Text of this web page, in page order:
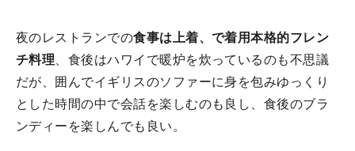
夜のレストランでの食事は上着、で着用本格的フレン
チ料理、食後はハワイで暖炉を炊っているのも不思議
だが、囲んでイギリスのソファーに身を包みゆっくり
とした時間の中で会話を楽しむのも良し、食後のブラ
ンディーを楽しんでも良い。